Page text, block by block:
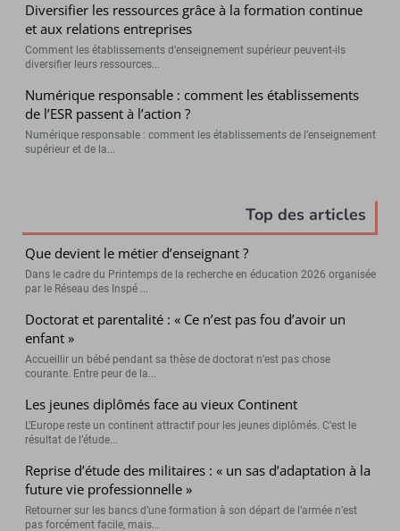
Diversifier les ressources grâce à la formation continue
et aux relations entreprises
Comment les établissements d’enseignement supérieur peuvent-ils
diversifier leurs ressources...
Numérique responsable : comment les établissements
de l’ESR passent à l’action ?
Numérique responsable : comment les établissements de l’enseignement
supérieur et de la...
Top des articles
Que devient le métier d’enseignant ?
Dans le cadre du Printemps de la recherche en éducation 2026 organisée
par le Réseau des Inspé ...
Doctorat et parentalité : « Ce n’est pas fou d’avoir un
enfant »
Accueillir un bébé pendant sa thèse de doctorat n’est pas chose
courante. Entre peur de la...
Les jeunes diplômés face au vieux Continent
L’Europe reste un continent attractif pour les jeunes diplômés. C’est le
résultat de l’étude...
Reprise d’étude des militaires : « un sas d’adaptation à la
future vie professionnelle »
Retourner sur les bancs d’une formation à son départ de l’armée n’est
pas forcément facile, mais...